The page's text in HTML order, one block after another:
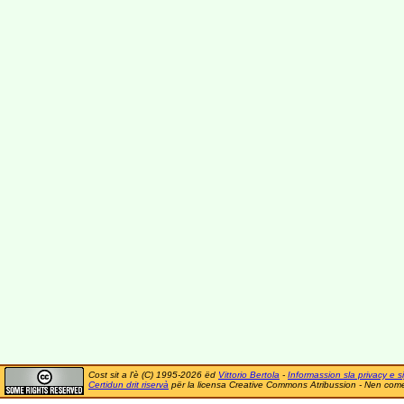
Cost sit a l'è (C) 1995-2026 ëd Vittorio Bertola - Informassion sla privacy e
Certidun drit riservà për la licensa Creative Commons Atribussion - Nen